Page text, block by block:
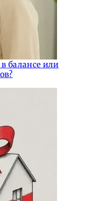
балансе или